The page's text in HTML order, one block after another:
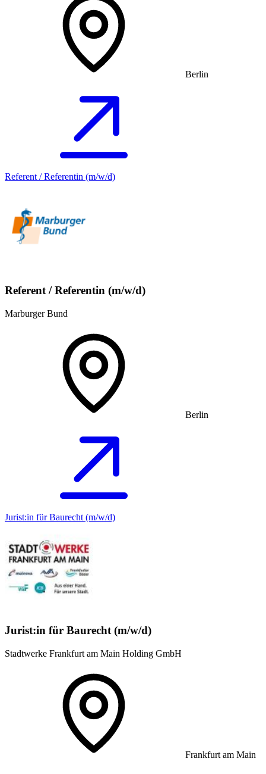
Berlin
Referent / Referentin (m/w/d)
Referent / Referentin (m/w/d)
Marburger Bund
Berlin
Jurist:in für Baurecht (m/w/d)
Jurist:in für Baurecht (m/w/d)
Stadtwerke Frankfurt am Main Holding GmbH
Frankfurt am Main